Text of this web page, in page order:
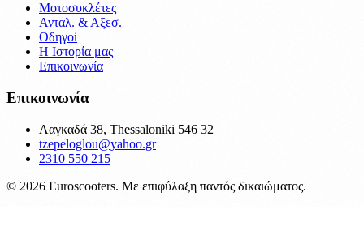
Μοτοσυκλέτες
Ανταλ. & Αξεσ.
Οδηγοί
Η Ιστορία μας
Επικοινωνία
Επικοινωνία
Λαγκαδά 38, Thessaloniki 546 32
tzepeloglou@yahoo.gr
2310 550 215
© 2026 Euroscooters. Με επιφύλαξη παντός δικαιώματος.